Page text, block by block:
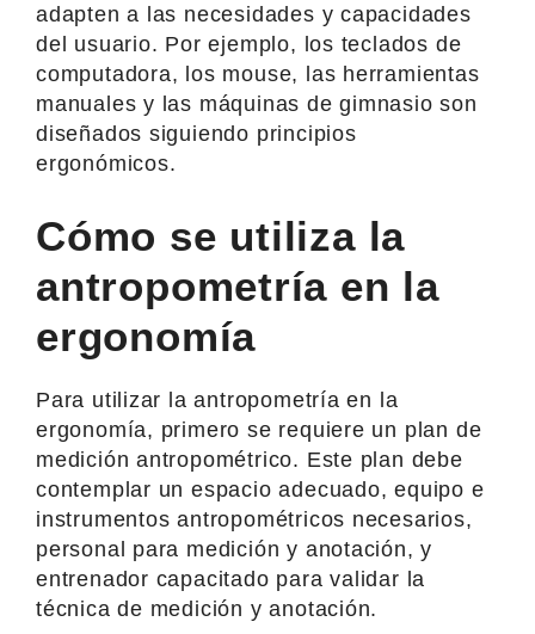
adapten a las necesidades y capacidades
del usuario. Por ejemplo, los teclados de
computadora, los mouse, las herramientas
manuales y las máquinas de gimnasio son
diseñados siguiendo principios
ergonómicos.
Cómo se utiliza la
antropometría en la
ergonomía
Para utilizar la antropometría en la
ergonomía, primero se requiere un plan de
medición antropométrico. Este plan debe
contemplar un espacio adecuado, equipo e
instrumentos antropométricos necesarios,
personal para medición y anotación, y
entrenador capacitado para validar la
técnica de medición y anotación.